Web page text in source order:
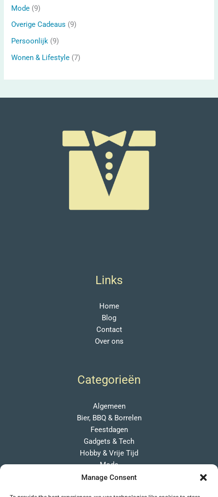
Manage Consent
Mode (9)
Overige Cadeaus (9)
Persoonlijk (9)
Wonen & Lifestyle (7)
Links
Home
Blog
Contact
Over ons
Categorieën
Algemeen
Bier, BBQ & Borrelen
Feestdagen
Gadgets & Tech
Hobby & Vrije Tijd
Mode
Overige Cadeaus